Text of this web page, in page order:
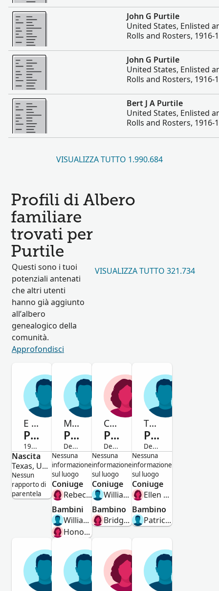
Altro
John G Purtile
United States, Enlisted
Rolls and Rosters, 1916-
Altro
John G Purtile
United States, Enlisted
Rolls and Rosters, 1916-
Altro
Bert J A Purtile
United States, Enlisted
Rolls and Rosters, 1916-
VISUALIZZA TUTTO 1.990.684
Profili di Albero
familiare
trovati per
Purtile
Questi sono i tuoi
potenziali antenati
che altri utenti
hanno già aggiunto
all’albero
genealogico della
comunità.
Approfondisci
VISUALIZZA TUTTO 321.734
E Benet
Purtile
1919-Deceduto/a
Maschio
Nascita
Texas, United States
Nessun
rapporto di
parentela
Michael
Purtile
Deceduto/a
Maschio
Nessuna
informazione
sul luogo
Coniuge
Rebecca White
Bambini
William Purtile
Honoria Purtile
Catharine
Purtile
Deceduto/a
Femmina
Nessuna
informazione
sul luogo
Coniuge
William Hammond
Bambino
Bridget Hammond
Thomas
Purtile
Deceduto/a
Maschio
Nessuna
informazione
sul luogo
Coniuge
Ellen Mcnamara
Bambino
Patrick Purtile